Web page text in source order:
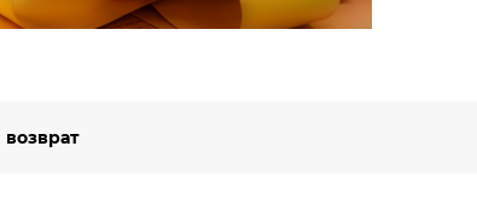
возврат